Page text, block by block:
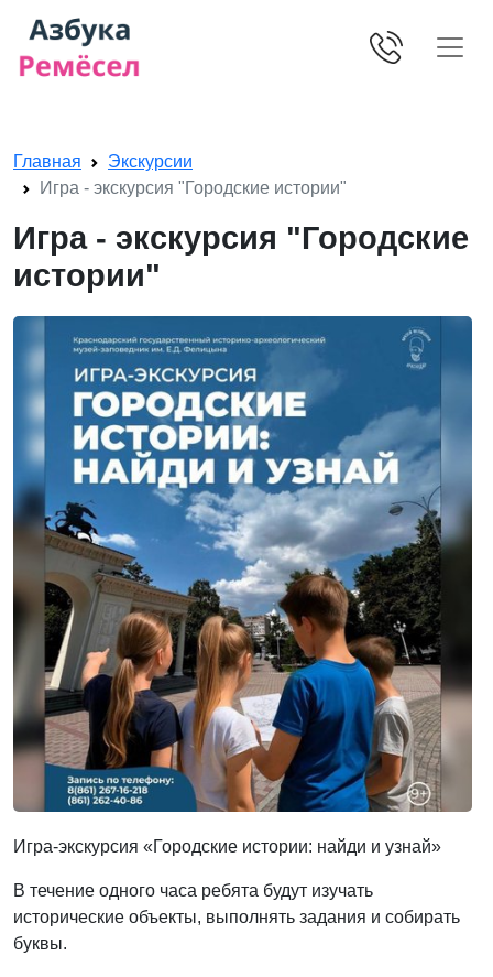
Главная
Экскурсии
Игра - экскурсия "Городские истории"
Игра - экскурсия "Городские
истории"
Игра-экскурсия «Городские истории: найди и узнай»
В течение одного часа ребята будут изучать
исторические объекты, выполнять задания и собирать
буквы.